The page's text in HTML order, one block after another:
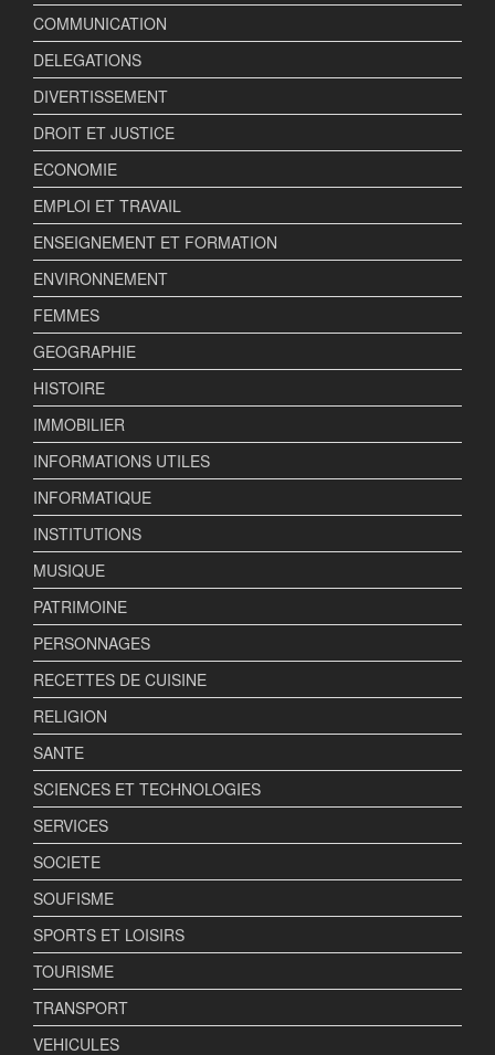
COMMUNICATION
DELEGATIONS
DIVERTISSEMENT
DROIT ET JUSTICE
ECONOMIE
EMPLOI ET TRAVAIL
ENSEIGNEMENT ET FORMATION
ENVIRONNEMENT
FEMMES
GEOGRAPHIE
HISTOIRE
IMMOBILIER
INFORMATIONS UTILES
INFORMATIQUE
INSTITUTIONS
MUSIQUE
PATRIMOINE
PERSONNAGES
RECETTES DE CUISINE
RELIGION
SANTE
SCIENCES ET TECHNOLOGIES
SERVICES
SOCIETE
SOUFISME
SPORTS ET LOISIRS
TOURISME
TRANSPORT
VEHICULES